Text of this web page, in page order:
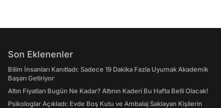
Son Eklenenler
Bilim İnsanları Kanıtladı: Sadece 19 Dakika Fazla Uyumak Akademik
Başarı Getiriyor
Altın Fiyatları Bugün Ne Kadar? Altının Kaderi Bu Hafta Belli Olacak!
Psikologlar Açıkladı: Evde Boş Kutu ve Ambalaj Saklayan Kişilerin